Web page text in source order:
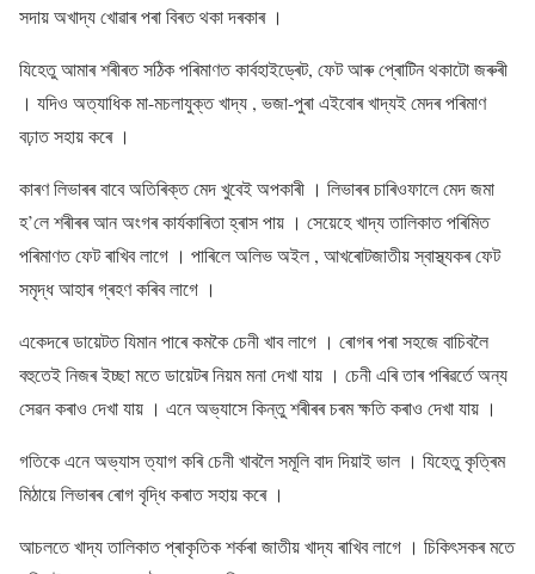
সদায় অখাদ্য খোৱাৰ পৰা বিৰত থকা দৰকাৰ ।
যিহেতু আমাৰ শৰীৰত সঠিক পৰিমাণত কাৰ্বহাইড্ৰেট, ফেট আৰু প্ৰোটিন থকাটো জৰুৰী
। যদিও অত্যাধিক মা-মচলাযুক্ত খাদ্য , ভজা-পুৰা এইবোৰ খাদ্যই মেদৰ পৰিমাণ
বঢ়াত সহায় কৰে ।
কাৰণ লিভাৰৰ বাবে অতিৰিক্ত মেদ খুবেই অপকাৰী । লিভাৰৰ চাৰিওফালে মেদ জমা
হ’লে শৰীৰৰ আন অংগৰ কাৰ্যকাৰিতা হ্ৰাস পায় । সেয়েহে খাদ্য তালিকাত পৰিমিত
পৰিমাণত ফেট ৰাখিব লাগে । পাৰিলে অলিভ অইল , আখৰোটজাতীয় স্বাস্থ্যকৰ ফেট
সমৃদ্ধ আহাৰ গ্ৰহণ কৰিব লাগে ।
একেদৰে ডায়েটত যিমান পাৰে কমকৈ চেনী খাব লাগে । ৰোগৰ পৰা সহজে বাচিবলৈ
বহুতেই নিজৰ ইচ্ছা মতে ডায়েটৰ নিয়ম মনা দেখা যায় । চেনী এৰি তাৰ পৰিৱৰ্তে অন্য
সেৱন কৰাও দেখা যায় । এনে অভ্যাসে কিন্তু শৰীৰৰ চৰম ক্ষতি কৰাও দেখা যায় ।
গতিকে এনে অভ্যাস ত্যাগ কৰি চেনী খাবলৈ সমূলি বাদ দিয়াই ভাল । যিহেতু কৃত্ৰিম
মিঠায়ে লিভাৰৰ ৰোগ বৃদ্ধি কৰাত সহায় কৰে ।
আচলতে খাদ্য তালিকাত প্ৰাকৃতিক শৰ্কৰা জাতীয় খাদ্য ৰাখিব লাগে । চিকিৎসকৰ মতে